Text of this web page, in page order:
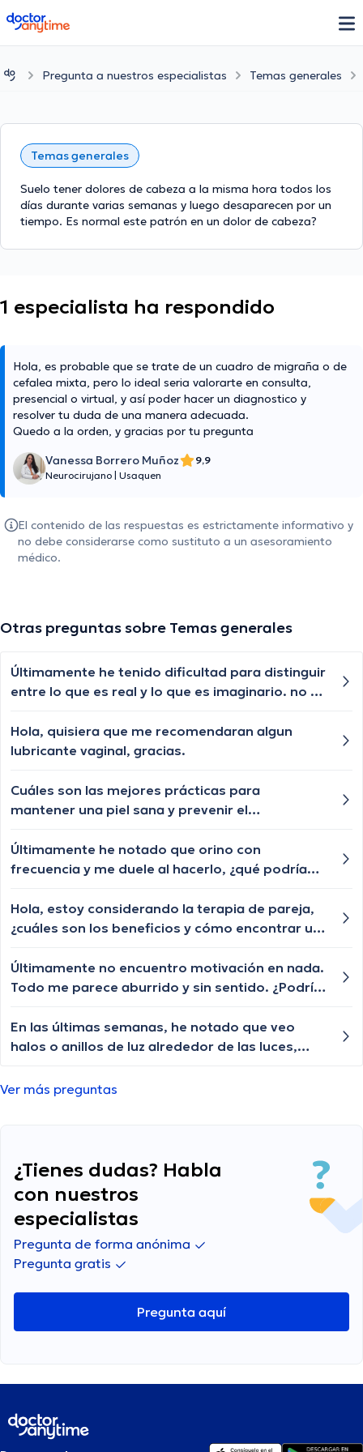
doctoranytime
Pregunta a nuestros especialistas Temas generales
Temas generales
Suelo tener dolores de cabeza a la misma hora todos los
días durante varias semanas y luego desaparecen por un
tiempo. Es normal este patrón en un dolor de cabeza?
1 especialista ha respondido
Hola, es probable que se trate de un cuadro de migraña o de
cefalea mixta, pero lo ideal seria valorarte en consulta,
presencial o virtual, y así poder hacer un diagnostico y
resolver tu duda de una manera adecuada.
Quedo a la orden, y gracias por tu pregunta
Vanessa Borrero Muñoz
9,9
Neurocirujano Usaquen
El contenido de las respuestas es estrictamente informativo y
no debe considerarse como sustituto a un asesoramiento
médico.
Otras preguntas sobre Temas generales
Últimamente he tenido dificultad para distinguir
entre lo que es real y lo que es imaginario. no se
Hola, quisiera que me recomendaran algun
lubricante vaginal, gracias.
Cuáles son las mejores prácticas para
mantener una piel sana y prevenir el
Últimamente he notado que orino con
frecuencia y me duele al hacerlo, ¿qué podría
sea algo más serio como una infección renal.
Hola, estoy considerando la terapia de pareja,
¿cuáles son los beneficios y cómo encontrar un
Últimamente no encuentro motivación en nada.
Todo me parece aburrido y sin sentido. ¿Podría
En las últimas semanas, he notado que veo
halos o anillos de luz alrededor de las luces,
y me gustaría saber qué podría estar causando
Ver más preguntas
¿Tienes dudas? Habla
con nuestros
especialistas
Pregunta de forma anónima
Pregunta gratis
Pregunta aquí